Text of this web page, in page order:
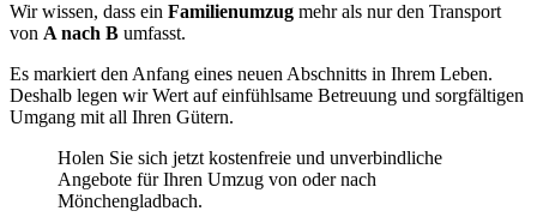
Wir wissen, dass ein Familienumzug mehr als nur den Transport
von A nach B umfasst.
Es markiert den Anfang eines neuen Abschnitts in Ihrem Leben.
Deshalb legen wir Wert auf einfühlsame Betreuung und sorgfältigen
Umgang mit all Ihren Gütern.
Holen Sie sich jetzt kostenfreie und unverbindliche
Angebote für Ihren Umzug von oder nach
Mönchengladbach.